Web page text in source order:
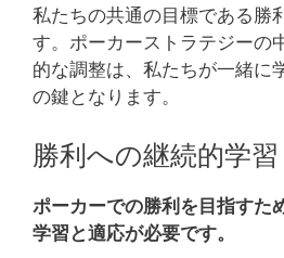
私たちの共通の目標である勝
す。ポーカーストラテジーの
的な調整は、私たちが一緒に
の鍵となります。
勝利への継続的学習
ポーカーでの勝利を目指すた
学習と適応が必要です。